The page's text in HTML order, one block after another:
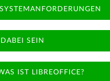
SYSTEMANFORDERUNGEN
DABEI SEIN
IST LIBREOFFICE?